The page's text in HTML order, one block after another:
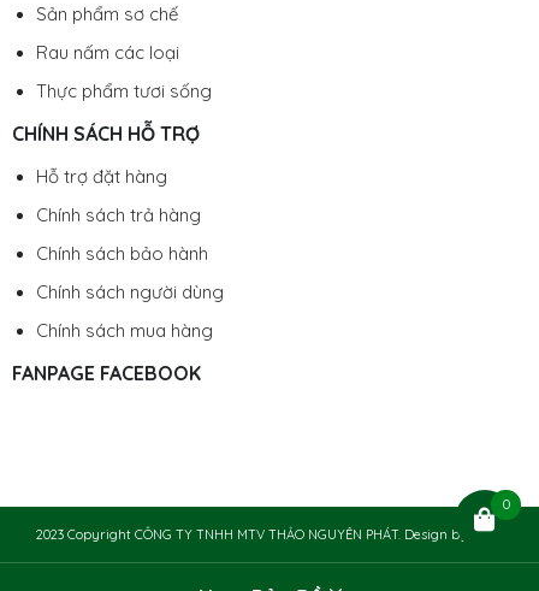
Sản phẩm sơ chế
Rau nấm các loại
Thực phẩm tươi sống
CHÍNH SÁCH HỖ TRỢ
Hỗ trợ đặt hàng
Chính sách trả hàng
Chính sách bảo hành
Chính sách người dùng
Chính sách mua hàng
FANPAGE FACEBOOK
2023 Copyright CÔNG TY TNHH MTV THẢO NGUYÊN PHÁT. Design by Chily
0